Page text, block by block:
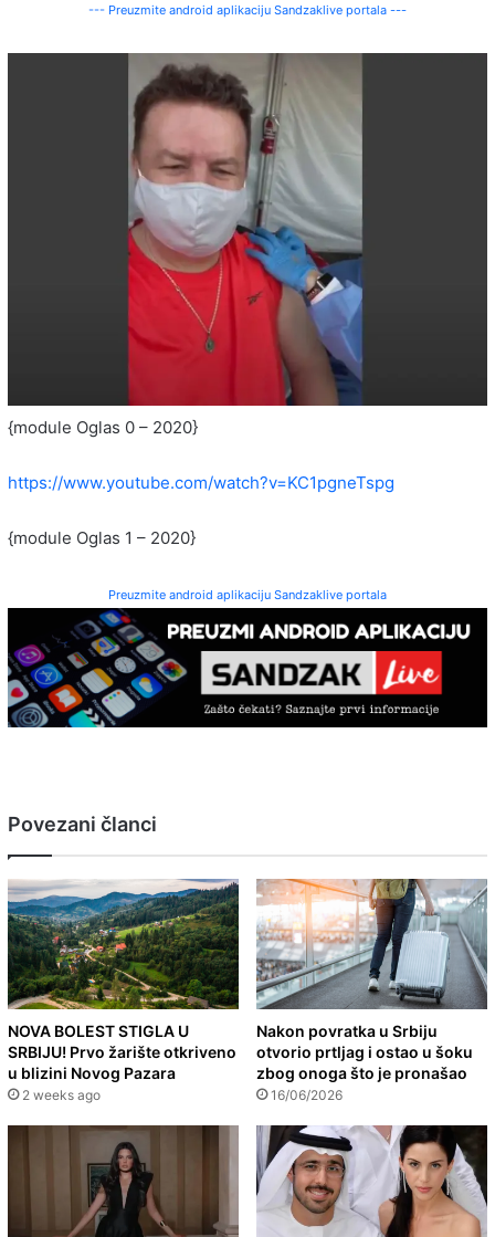
--- Preuzmite android aplikaciju Sandzaklive portala ---
{module Oglas 0 – 2020}
https://www.youtube.com/watch?v=KC1pgneTspg
{module Oglas 1 – 2020}
Preuzmite android aplikaciju Sandzaklive portala
Povezani članci
NOVA BOLEST STIGLA U
SRBIJU! Prvo žarište otkriveno
u blizini Novog Pazara
2 weeks ago
Nakon povratka u Srbiju
otvorio prtljag i ostao u šoku
zbog onoga što je pronašao
16/06/2026